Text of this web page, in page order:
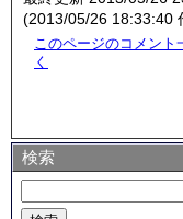
(2013/05/26 18:33:40
このページのコメント
く
検索